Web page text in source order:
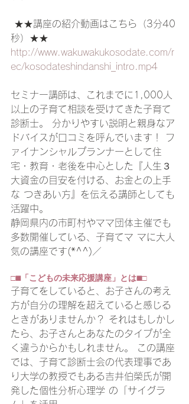
秒）★★
http://www.wakuwakukosodate.com/r
ec/kosodateshindanshi_intro.mp4
セミナー講師は、これまでに1,000人
以上の子育て相談を受けてきた子育て
診断士。 分かりやすい説明と親身なア
ドバイスが口コミを呼んでいます！ フ
ァイナンシャルプランナーとして住
宅・教育・老後を中心とした『人生３
大資金の目安を付ける、お金との上手
な つきあい方』を伝える講師としても
活躍中。
静岡県内の市町村やママ団体主催でも
多数開催している、子育てマ マに大人
気の講座です(*^^)／
□■「こどもの未来応援講座」とは■□
子育てをしていると、お子さんの考え
方が自分の理解を超えていると感じる
ときがありませんか？ それはもしかし
たら、お子さんとあなたのタイプが全
く違うからかもしれません。 この講座
では、子育て診断士会の代表理事であ
り大学の教授でもある吉井伯榮氏が開
発した個性分析心理学 の「サイグラ